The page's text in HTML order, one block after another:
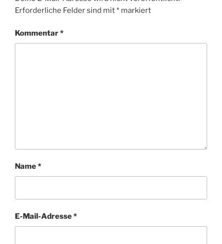
Erforderliche Felder sind mit* markiert
Kommentar*
Name*
E-Mail-Adresse*